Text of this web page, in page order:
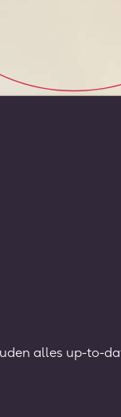
alles up-to-